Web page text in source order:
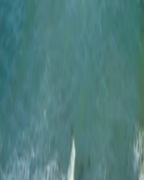
하이킹 & 트레킹
애니멀
클래식
익스페디션